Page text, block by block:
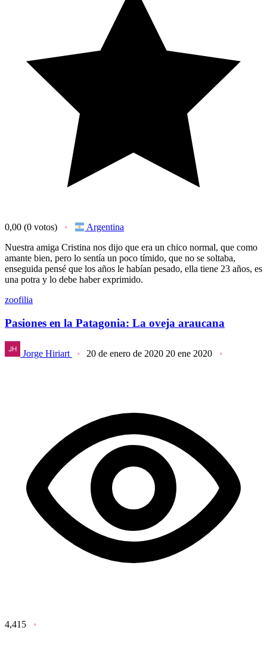
0,00 (0 votos)
Argentina
Nuestra amiga Cristina nos dijo que era un chico normal, que como
amante bien, pero lo sentía un poco tímido, que no se soltaba,
enseguida pensé que los años le habían pesado, ella tiene 23 años, es
una potra y lo debe haber exprimido.
zoofilia
Pasiones en la Patagonia: La oveja araucana
Jorge Hiriart 20 de enero de 2020 20 ene 2020
4,415